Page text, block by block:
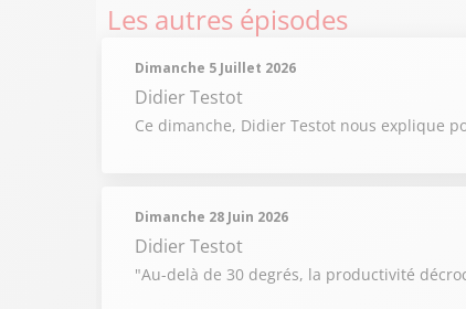
Les autres épisodes
Dimanche 5 Juillet 2026
Didier Testot
Ce dimanche, Didier Testot nous explique
Dimanche 28 Juin 2026
Didier Testot
"Au-delà de 30 degrés, la productivité